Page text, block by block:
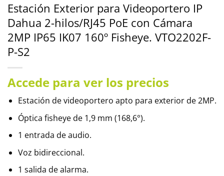
Estación Exterior para Videoportero IP
Dahua 2-hilos/RJ45 PoE con Cámara
2MP IP65 IK07 160º Fisheye. VTO2202F-
P-S2
Accede para ver los precios
Estación de videoportero apto para exterior de 2MP.
Óptica fisheye de 1,9 mm (168,6°).
1 entrada de audio.
Voz bidireccional.
1 salida de alarma.